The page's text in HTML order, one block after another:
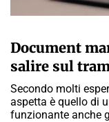
Document
salire sul
Secondo molti
aspetta è quello di
funzionante anche